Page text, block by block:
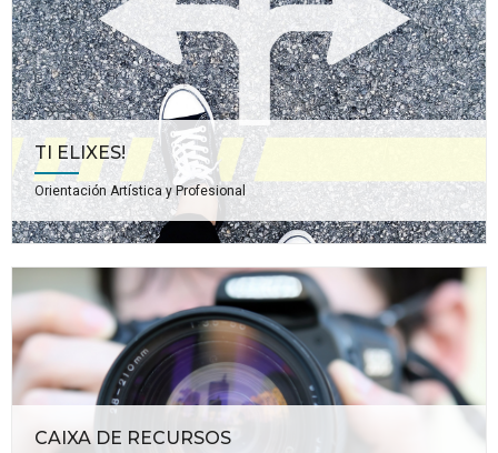
TI ELIXES!
Orientación Artística y Profesional
CAIXA DE RECURSOS